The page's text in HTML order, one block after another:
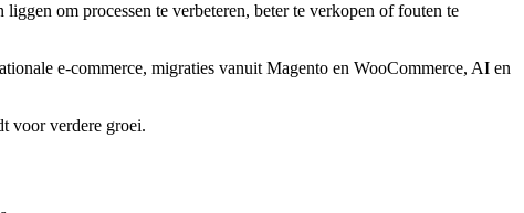
om processen te verbeteren, beter te verkopen of fouten te
e-commerce, migraties vanuit Magento en WooCommerce, AI en
voor verdere groei.